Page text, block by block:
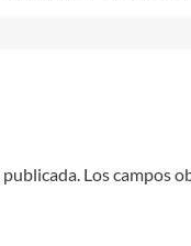
Los campos